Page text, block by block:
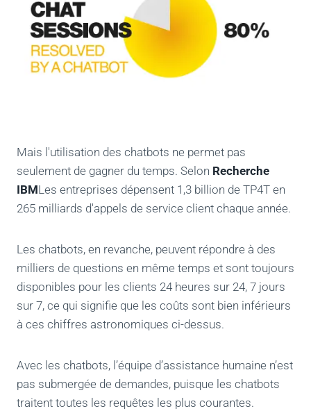
Mais l'utilisation des chatbots ne permet pas
seulement de gagner du temps. Selon Recherche
IBMLes entreprises dépensent 1,3 billion de TP4T en
265 milliards d'appels de service client chaque année.
Les chatbots, en revanche, peuvent répondre à des
milliers de questions en même temps et sont toujours
disponibles pour les clients 24 heures sur 24, 7 jours
sur 7, ce qui signifie que les coûts sont bien inférieurs
à ces chiffres astronomiques ci-dessus.
Avec les chatbots, l’équipe d’assistance humaine n’est
pas submergée de demandes, puisque les chatbots
traitent toutes les requêtes les plus courantes.